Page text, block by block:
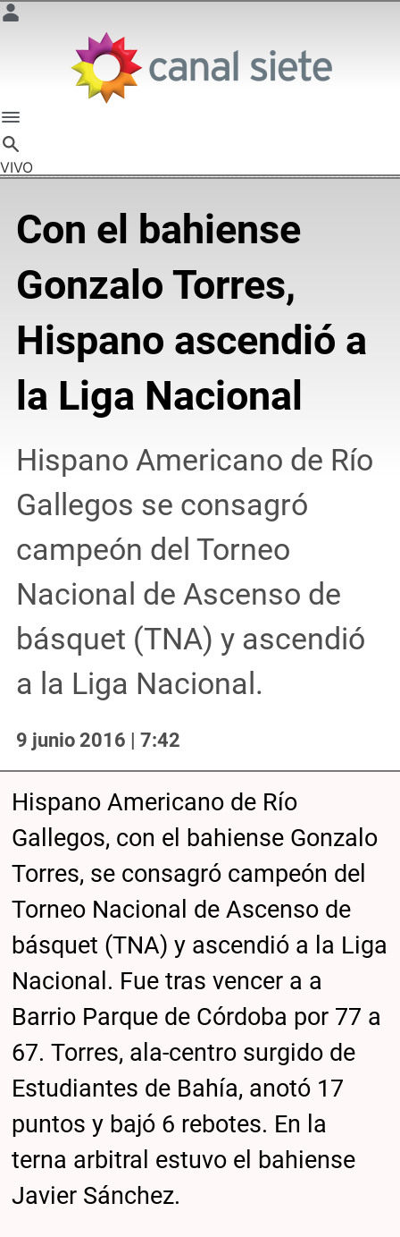
VIVO
Con el bahiense
Gonzalo Torres,
Hispano ascendió a
la Liga Nacional
Hispano Americano de Río
Gallegos se consagró
campeón del Torneo
Nacional de Ascenso de
básquet (TNA) y ascendió
a la Liga Nacional.
9 junio 2016 | 7:42
Hispano Americano de Río
Gallegos, con el bahiense Gonzalo
Torres, se consagró campeón del
Torneo Nacional de Ascenso de
básquet (TNA) y ascendió a la Liga
Nacional. Fue tras vencer a a
Barrio Parque de Córdoba por 77 a
67. Torres, ala-centro surgido de
Estudiantes de Bahía, anotó 17
puntos y bajó 6 rebotes. En la
terna arbitral estuvo el bahiense
Javier Sánchez.